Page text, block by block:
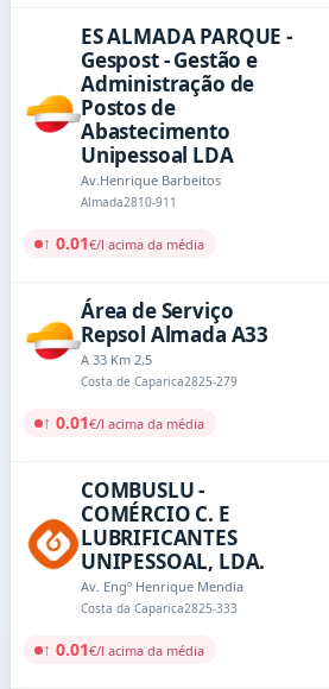
ES ALMADA PARQUE -
Gespost - Gestão e
Administração de
Postos de
Abastecimento
Unipessoal LDA
Av.Henrique Barbeitos
Almada2810-911
↑ 0.01€/l acima da média
Área de Serviço
Repsol Almada A33
A 33 Km 2,5
Costa de Caparica2825-279
↑ 0.01€/l acima da média
COMBUSLU -
COMÉRCIO C. E
LUBRIFICANTES
UNIPESSOAL, LDA.
Av. Engº Henrique Mendia
Costa da Caparica2825-333
↑ 0.01€/l acima da média